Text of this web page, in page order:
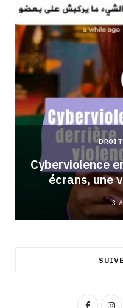
Cyberviolence
écrans, une
3
F
I